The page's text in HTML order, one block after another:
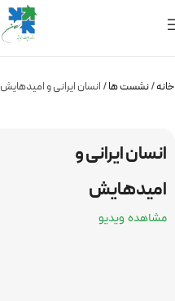
خانه نشست ها انسان ایرانی و امیدهایش
انسان ایرانی و
امیدهایش
مشاهده ویدیو